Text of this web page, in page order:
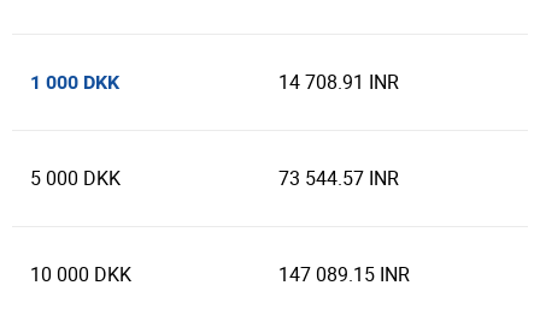
1 000 DKK 14 708.91 INR
5 000 DKK 73 544.57 INR
10 000 DKK 147 089.15 INR